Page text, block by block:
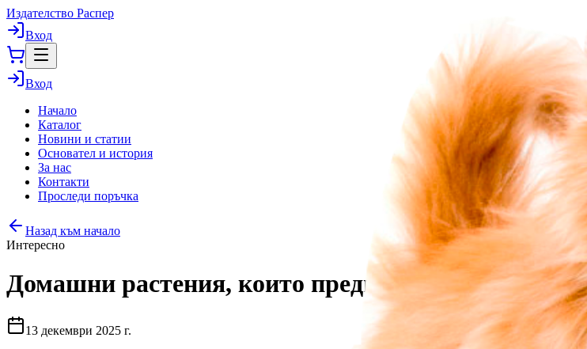
Издателство Распер
Вход
Вход
Начало
Каталог
Новини и статии
Основател и история
За нас
Контакти
Проследи поръчка
Назад към начало
Интересно
Домашни растения, които предизвикват
13 декември 2025 г.